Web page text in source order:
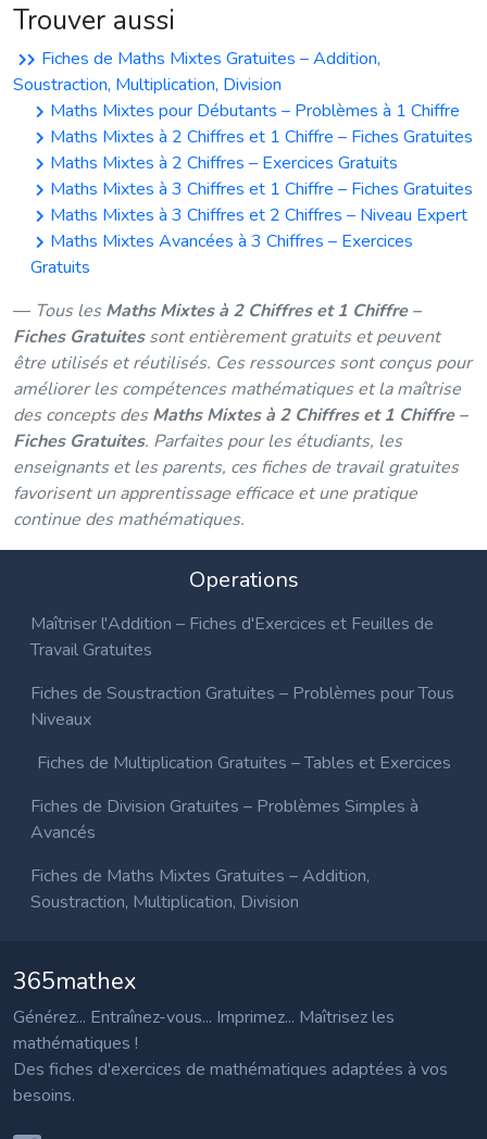
Trouver aussi
Fiches de Maths Mixtes Gratuites – Addition,
Soustraction, Multiplication, Division
Maths Mixtes pour Débutants – Problèmes à 1 Chiffre
Maths Mixtes à 2 Chiffres et 1 Chiffre – Fiches Gratuites
Maths Mixtes à 2 Chiffres – Exercices Gratuits
Maths Mixtes à 3 Chiffres et 1 Chiffre – Fiches Gratuites
Maths Mixtes à 3 Chiffres et 2 Chiffres – Niveau Expert
Maths Mixtes Avancées à 3 Chiffres – Exercices
Gratuits
Tous lesMaths Mixtes à 2 Chiffres et 1 Chiffre –
Fiches Gratuitessont entièrement gratuits et peuvent
être utilisés et réutilisés. Ces ressources sont conçus pour
améliorer les compétences mathématiques et la maîtrise
des concepts desMaths Mixtes à 2 Chiffres et 1 Chiffre –
Fiches Gratuites. Parfaites pour les étudiants, les
enseignants et les parents, ces fiches de travail gratuites
favorisent un apprentissage efficace et une pratique
continue des mathématiques.
Operations
Maîtriser l'Addition – Fiches d'Exercices et Feuilles de
Travail Gratuites
Fiches de Soustraction Gratuites – Problèmes pour Tous
Niveaux
Fiches de Multiplication Gratuites – Tables et Exercices
Fiches de Division Gratuites – Problèmes Simples à
Avancés
Fiches de Maths Mixtes Gratuites – Addition,
Soustraction, Multiplication, Division
365mathex
Générez... Entraînez-vous... Imprimez... Maîtrisez les
mathématiques !
Des fiches d'exercices de mathématiques adaptées à vos
besoins.